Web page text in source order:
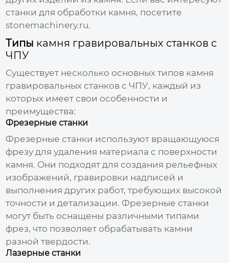
станки для обработки камня, посетите
stonemachinery.ru.
Типы камня гравировальных станков с
ЧПУ
Существует несколько основных типов камня
гравировальных станков с ЧПУ, каждый из
которых имеет свои особенности и
преимущества:
Фрезерные станки
Фрезерные станки используют вращающуюся
фрезу для удаления материала с поверхности
камня. Они подходят для создания рельефных
изображений, гравировки надписей и
выполнения других работ, требующих высокой
точности и детализации. Фрезерные станки
могут быть оснащены различными типами
фрез, что позволяет обрабатывать камни
разной твердости.
Лазерные станки